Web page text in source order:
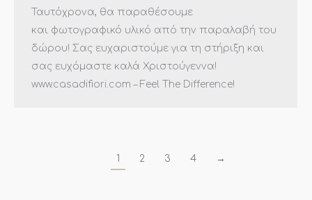
Ταυτόχρονα, θα παραθέσουμε
και φωτογραφικό υλικό από την παραλαβή του
δώρου! Σας ευχαριστούμε για τη στήριξη και
σας ευχόμαστε καλά Χριστούγεννα!
www.casadifiori.com – Feel The Difference!
1 2 3 4 →